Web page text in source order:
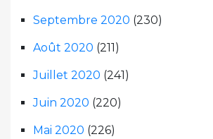
Septembre 2020 (230)
Août 2020 (211)
Juillet 2020 (241)
Juin 2020 (220)
Mai 2020 (226)